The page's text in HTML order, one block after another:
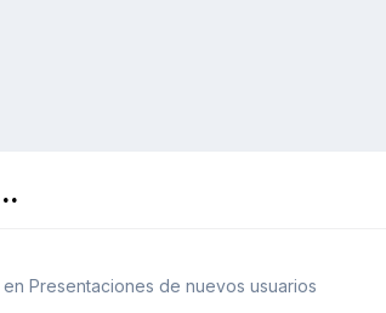
en Presentaciones de nuevos usuarios